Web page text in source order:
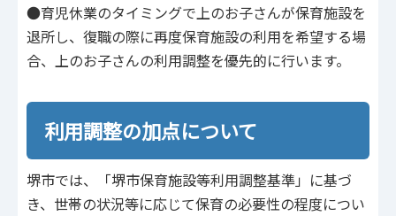
●育児休業のタイミングで上のお子さんが保育施設を
退所し、復職の際に再度保育施設の利用を希望する場
合、上のお子さんの利用調整を優先的に行います。
利用調整の加点について
堺市では、「堺市保育施設等利用調整基準」に基づ
き、世帯の状況等に応じて保育の必要性の程度につい